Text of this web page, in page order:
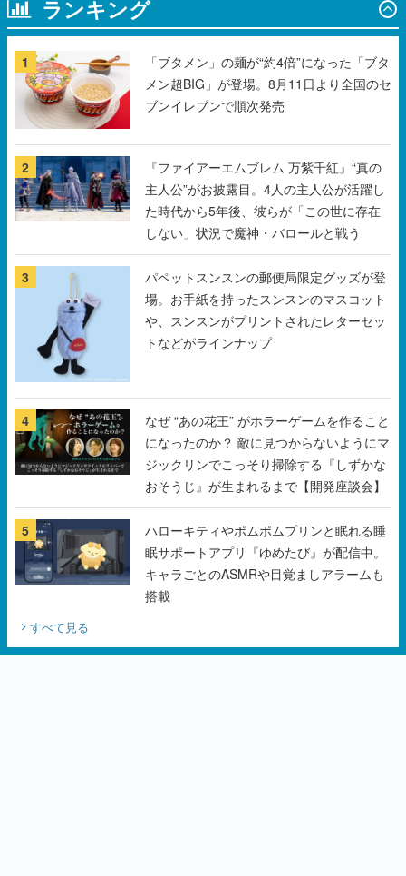
メン超BIG」が登場。8月11日より全国のセ
ブンイレブンで順次発売
2
『ファイアーエムブレム 万紫千紅』“真の
た時代から5年後、彼らが「この世に存在
しない」状況で魔神・バロールと戦う
3
パペットスンスンの郵便局限定グッズが登
場。お手紙を持ったスンスンのマスコット
や、スンスンがプリントされたレターセッ
トなどがラインナップ
なぜ “あの花王” がホラーゲームを作ること
ジックリンでこっそり掃除する『しずかな
おそうじ』が生まれるまで【開発座談会】
5
ハローキティやポムポムプリンと眠れる睡
眠サポートアプリ『ゆめたび』が配信中。
キャラごとのASMRや目覚ましアラームも
搭載
すべて見る